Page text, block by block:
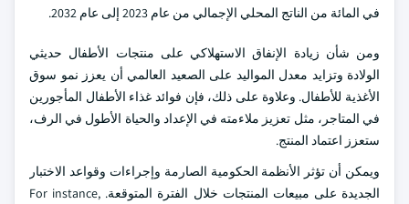
في المائة من الناتج المحلي الإجمالي من عام 2023 إلى عام 2032.
ومن شأن زيادة الإنفاق الاستهلاكي على منتجات الأطفال حديثي
الولادة وتزايد معدل المواليد على الصعيد العالمي أن يعزز نمو سوق
الأغذية للأطفال. وعلاوة على ذلك، فإن فوائد غذاء الأطفال المأجورين
في المتاجر، مثل تعزيز ملاءمته في الإعداد والحياة الأطول في الرف،
ستعزز اعتماد المنتج.
ويمكن أن تؤثر الأنظمة الحكومية الصارمة وإجراءات وقواعد الاختبار
الجديدة على مبيعات المنتجات خلال الفترة المتوقعة. For instance,